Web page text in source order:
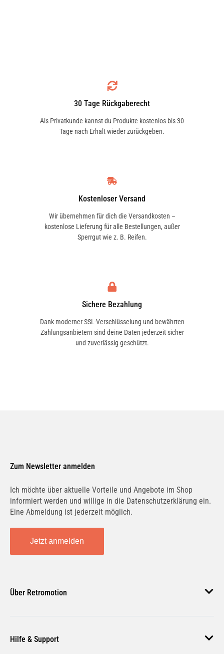
30 Tage Rückgaberecht
Als Privatkunde kannst du Produkte kostenlos bis 30
Tage nach Erhalt wieder zurückgeben.
Kostenloser Versand
Wir übernehmen für dich die Versandkosten –
kostenlose Lieferung für alle Bestellungen, außer
Sperrgut wie z. B. Reifen.
Sichere Bezahlung
Dank moderner SSL-Verschlüsselung und bewährten
Zahlungsanbietern sind deine Daten jederzeit sicher
und zuverlässig geschützt.
Zum Newsletter anmelden
Ich möchte über aktuelle Vorteile und Angebote im Shop
informiert werden und willige in die Datenschutzerklärung ein.
Eine Abmeldung ist jederzeit möglich.
Jetzt anmelden
Über Retromotion
Unsere Jobs
Hilfe & Support